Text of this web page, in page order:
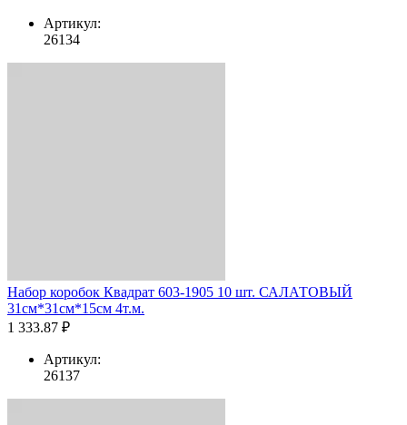
Артикул:
26134
Набор коробок Квадрат 603-1905 10 шт. САЛАТОВЫЙ
31см*31см*15см 4т.м.
1 333.87 ₽
Артикул:
26137